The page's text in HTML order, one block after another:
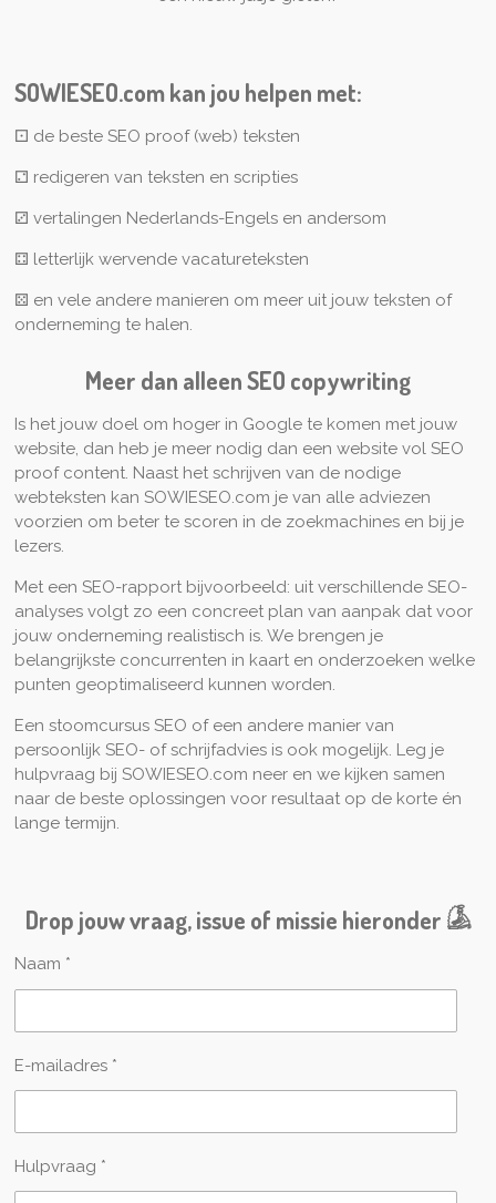
SOWIESEO.com kan jou helpen met:
⚀ de beste SEO proof (web) teksten
⚁ redigeren van teksten en scripties
⚂ vertalingen Nederlands-Engels en andersom
⚃ letterlijk wervende vacatureteksten
⚄ en vele andere manieren om meer uit jouw teksten of
onderneming te halen.
Meer dan alleen SEO copywriting
Is het jouw doel om hoger in Google te komen met jouw
website, dan heb je meer nodig dan een website vol SEO
proof content. Naast het schrijven van de nodige
webteksten kan SOWIESEO.com je van alle adviezen
voorzien om beter te scoren in de zoekmachines en bij je
lezers.
Met een SEO-rapport bijvoorbeeld: uit verschillende SEO-
analyses volgt zo een concreet plan van aanpak dat voor
jouw onderneming realistisch is. We brengen je
belangrijkste concurrenten in kaart en onderzoeken welke
punten geoptimaliseerd kunnen worden.
Een stoomcursus SEO of een andere manier van
persoonlijk SEO- of schrijfadvies is ook mogelijk. Leg je
hulpvraag bij SOWIESEO.com neer en we kijken samen
naar de beste oplossingen voor resultaat op de korte én
lange termijn.
Drop jouw vraag, issue of missie hieronder 𓀇
Naam *
E-mailadres *
Hulpvraag *